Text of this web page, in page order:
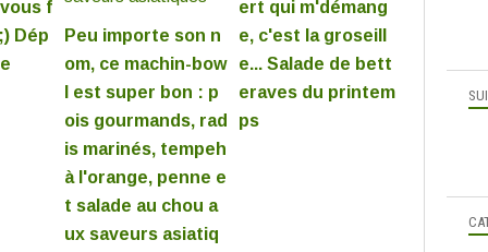
f
Dép
Peu importe son n
om, ce machin-bow
l est super bon : p
ois gourmands, rad
is marinés, tempeh
à l'orange, penne e
t salade au chou a
ux saveurs asiatiq
ert qui m'démang
e, c'est la groseill
e... Salade de bett
eraves du printem
ps